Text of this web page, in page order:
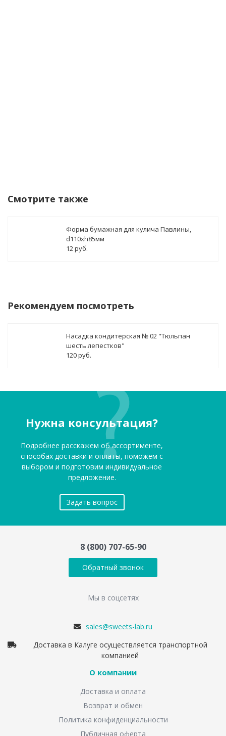
Смотрите также
Форма бумажная для кулича Павлины,
d110xh85мм
12 руб.
Рекомендуем посмотреть
Насадка кондитерская № 02 "Тюльпан
шесть лепестков"
120 руб.
Нужна консультация?
Подробнее расскажем об ассортименте,
способах доставки и оплаты, поможем с
выбором и подготовим индивидуальное
предложение.
Задать вопрос
8 (800) 707-65-90
Обратный звонок
Мы в соцсетях
sales@sweets-lab.ru
Доставка в Калуге осуществляется транспортной
компанией
О компании
Доставка и оплата
Возврат и обмен
Политика конфиденциальности
Публичная оферта